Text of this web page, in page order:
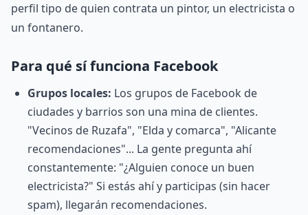
perfil tipo de quien contrata un pintor, un electricista o
un fontanero.
Para qué sí funciona Facebook
Grupos locales: Los grupos de Facebook de
ciudades y barrios son una mina de clientes.
"Vecinos de Ruzafa", "Elda y comarca", "Alicante
recomendaciones"... La gente pregunta ahí
constantemente: "¿Alguien conoce un buen
electricista?" Si estás ahí y participas (sin hacer
spam), llegarán recomendaciones.